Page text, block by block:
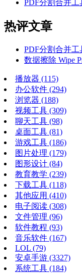
PDF分割合并工
热评文章
PDF分割合并工
数据擦除 Wipe
播放器 (115)
办公软件 (294)
浏览器 (188)
视频工具 (309)
聊天工具 (98)
桌面工具 (81)
游戏工具 (186)
图片处理 (179)
图形设计 (84)
教育教学 (239)
下载工具 (118)
其他应用 (410)
电子阅读 (308)
文件管理 (96)
软件教程 (93)
音乐软件 (167)
LOL (79)
安卓手游 (3327)
系统工具 (184)